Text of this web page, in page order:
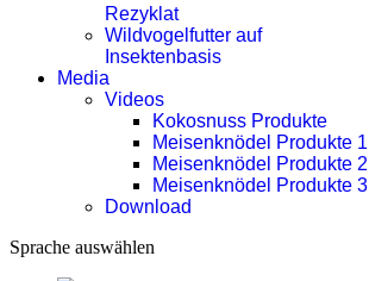
Rezyklat
Wildvogelfutter auf
Insektenbasis
Media
Videos
Kokosnuss Produkte
Meisenknödel Produkte 1
Meisenknödel Produkte 2
Meisenknödel Produkte 3
Download
Sprache auswählen